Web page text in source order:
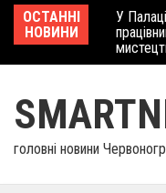
Skip
content
ОСТАННІ
НОВИНИ
У
головні новини